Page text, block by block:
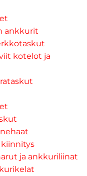
ankkurit
kotelot ja
ja ankkuriliinat